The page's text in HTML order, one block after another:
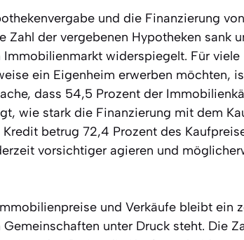
und die Finanzierung
Zahl der vergebenen Hypotheken sank
widerspiegelt. Für viele
ein Eigenheim erwerben möchten,
dass 54,5 Prozent der
wie stark die Finanzierung mit dem
betrug 72,4 Prozent des
vorsichtiger agieren und
und Verkäufe bleibt ein
unter Druck steht. Die